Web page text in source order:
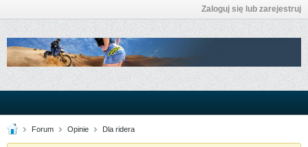
Zaloguj się lub zarejestruj
Forum Opinie Dla ridera